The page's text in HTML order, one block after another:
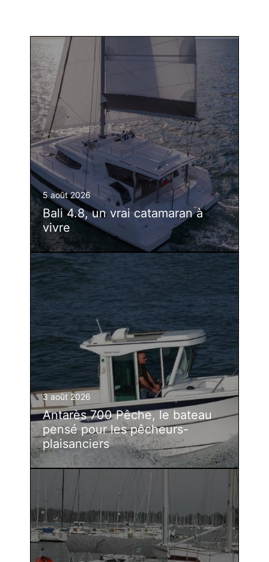
5 août 2026
Bali 4.8, un vrai catamaran à
vivre
3 août 2026
Antarès 700 Pêche, le bateau
pensé pour les pêcheurs-
plaisanciers